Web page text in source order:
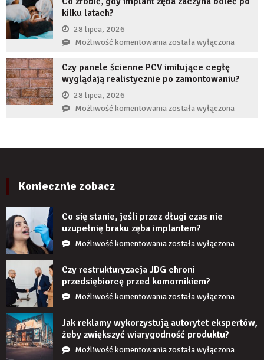
żeby
zwiększyć
wiarygodność
produktu?
kilku latach?
28 lipca, 2026
Możliwość komentowaniaCo
gdy
implant
zaczyna
została wyłączona
Czy panele ścienne PCV imitujące cegłę
wyglądają realistycznie po zamontowaniu?
28 lipca, 2026
Możliwość komentowaniaCzy
zamontowaniu?
została wyłączona
Koniecznie zobacz
Co się stanie, jeśli przez długi czas nie
uzupełnię braku zęba implantem?
Możliwość komentowaniaCo
stanie,
jeśli
przez
czas
nie
uzupełnię
braku
została wyłączona
Czy restrukturyzacja JDG chroni
przedsiębiorcę przed komornikiem?
Możliwość komentowaniaCzy
JDG
chroni
przedsiębiorcę
została wyłączona
Jak reklamy wykorzystują autorytet ekspertów,
żeby zwiększyć wiarygodność produktu?
Możliwość komentowaniaJak
została wyłączona